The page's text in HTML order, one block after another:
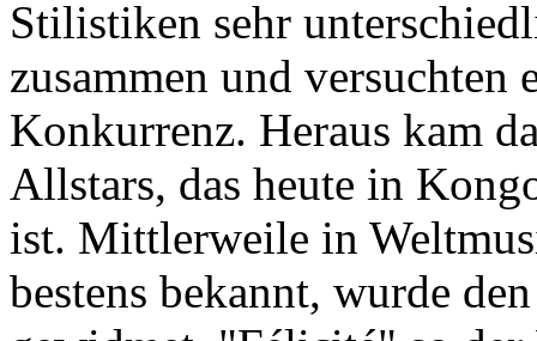
Stilistiken sehr
zusammen und
Konkurrenz. Heraus kam
Allstars, das heute in
ist. Mittlerweile in
bestens bekannt, wurde